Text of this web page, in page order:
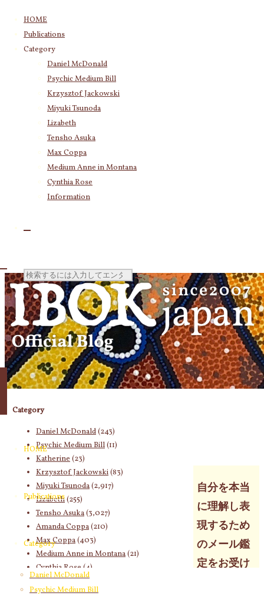
HOME
Publications
Category
Daniel McDonald
Psychic Medium Bill
Krzysztof Jackowski
Miyuki Tsunoda
Lizabeth
Tensho Asuka
Max Coppa
Medium Anne in Montana
Cynthia Rose
Information
検
索
対
象:
HOME
Publications
Category
Daniel McDonald
Psychic Medium Bill
自分を本当
に理解し表
現するため
のメール鑑
定をお受け
Category
Daniel McDonald(243)
Psychic Medium Bill(11)
Katherine(23)
Krzysztof Jackowski(83)
Miyuki Tsunoda(2,917)
Lizabeth(255)
Tensho Asuka(3,027)
Amanda Coppa(210)
Max Coppa(403)
Medium Anne in Montana(21)
Cynthia Rose (4)